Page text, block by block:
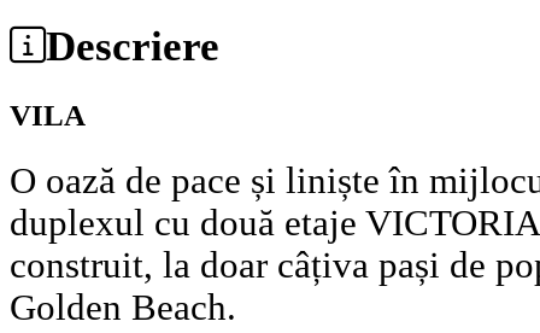
Descriere
VILA
O oază de pace și liniște în
duplexul cu două etaje
construit, la doar câțiva pași de
Golden Beach.